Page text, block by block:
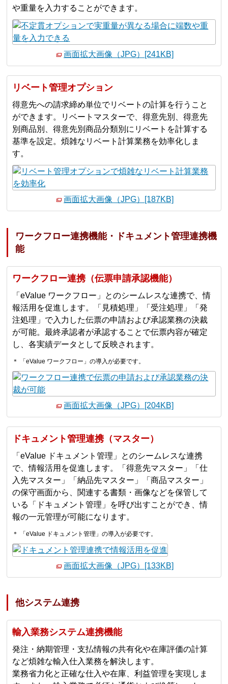
や重量を入力することができます。
画面拡大画像（JPG）[241KB]
リベート管理オプション
得意先への請求締め単位でリベートの計算を行うこと
ができます。リベートマスターで、得意先別、得意先
別商品別、得意先別商品分類別にリベートを計算する
基準を設定。煩雑なリベート計算業務を効率化しま
す。
画面拡大画像（JPG）[187KB]
ワークフロー連携機能・ドキュメント管理連携機
能
ワークフロー連携（伝票申請承認機能）
「eValue ワークフロー」とのシームレスな連携で、情
報活用を促進します。「見積処理」「受注処理」「発
注処理」で入力した伝票の申請および承認業務の決裁
が可能。最終承認者が承認することで伝票内容が確定
し、各実績データとして反映されます。
＊ 「eValue ワークフロー」の導入が必要です。
画面拡大画像（JPG）[204KB]
ドキュメント管理連携（マスター）
「eValue ドキュメント管理」とのシームレスな連携
で、情報活用を促進します。「得意先マスター」「仕
入先マスター」「納品先マスター」「商品マスター」
の保守画面から、関連する書類・画像などを保管して
いる「ドキュメント管理」を呼び出すことができ、情
報の一元管理が可能になります。
＊ 「eValue ドキュメント管理」の導入が必要です。
画面拡大画像（JPG）[133KB]
他システム連携
輸入業務システム連携機能
発注・納期管理・支払情報の共有化や在庫評価の計算
など煩雑な輸入仕入業務を解決します。
業務省力化と正確な仕入や在庫、利益管理を実現しま